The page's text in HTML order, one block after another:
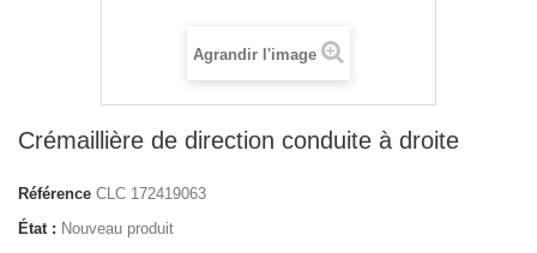
Agrandir l'image
Crémaillière de direction conduite à droite
Référence CLC 172419063
État : Nouveau produit